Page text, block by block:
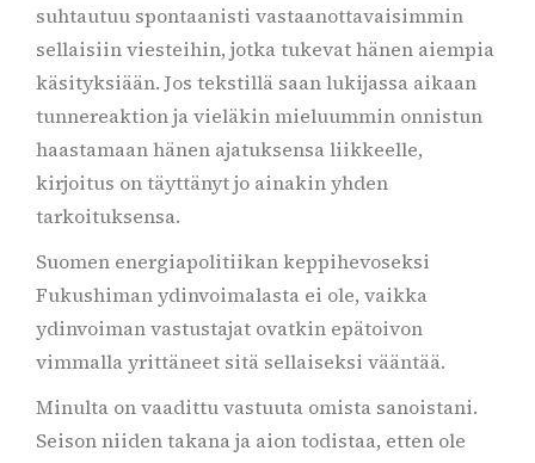
suhtautuu spontaanisti vastaanottavaisimmin
sellaisiin viesteihin, jotka tukevat hänen aiempia
käsityksiään. Jos tekstillä saan lukijassa aikaan
tunnereaktion ja vieläkin mieluummin onnistun
haastamaan hänen ajatuksensa liikkeelle,
kirjoitus on täyttänyt jo ainakin yhden
tarkoituksensa.
Suomen energiapolitiikan keppihevoseksi
Fukushiman ydinvoimalasta ei ole, vaikka
ydinvoiman vastustajat ovatkin epätoivon
vimmalla yrittäneet sitä sellaiseksi vääntää.
Minulta on vaadittu vastuuta omista sanoistani.
Seison niiden takana ja aion todistaa, etten ole